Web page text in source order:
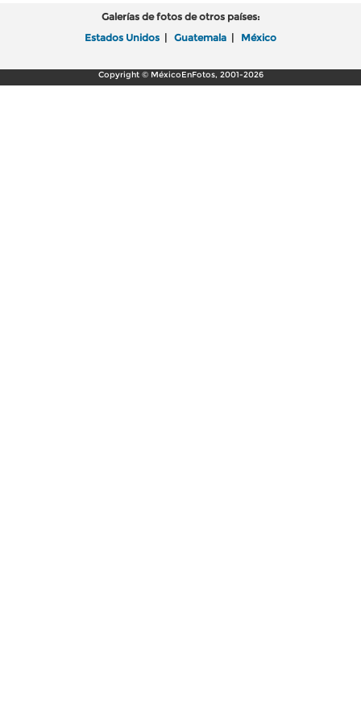
Galerías de fotos de otros países:
Estados Unidos | Guatemala | México
Copyright © MéxicoEnFotos, 2001-2026